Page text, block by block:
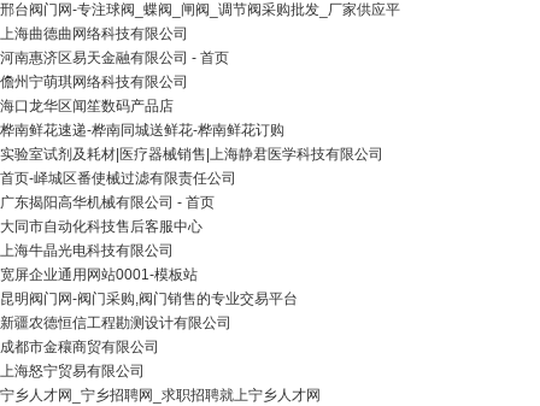
邢台阀门网-专注球阀_蝶阀_闸阀_调节阀采购批发_厂家供应平
上海曲德曲网络科技有限公司
河南惠济区易天金融有限公司 - 首页
儋州宁萌琪网络科技有限公司
海口龙华区闻笙数码产品店
桦南鲜花速递-桦南同城送鲜花-桦南鲜花订购
实验室试剂及耗材|医疗器械销售|上海静君医学科技有限公司
首页-峄城区番使械过滤有限责任公司
广东揭阳高华机械有限公司 - 首页
大同市自动化科技售后客服中心
上海牛晶光电科技有限公司
宽屏企业通用网站0001-模板站
昆明阀门网-阀门采购,阀门销售的专业交易平台
新疆农德恒信工程勘测设计有限公司
成都市金穰商贸有限公司
上海怒宁贸易有限公司
宁乡人才网_宁乡招聘网_求职招聘就上宁乡人才网